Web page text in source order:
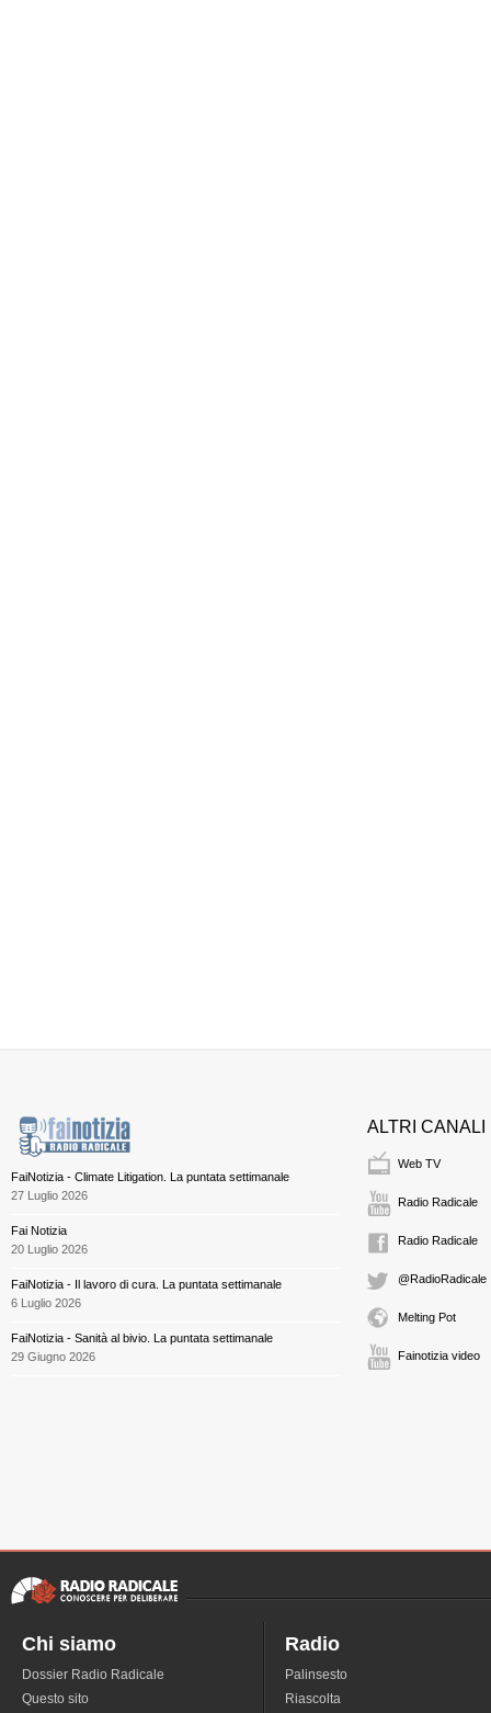
FaiNotizia - Climate Litigation. La puntata settimanale
27 Luglio 2026
Fai Notizia
20 Luglio 2026
FaiNotizia - Il lavoro di cura. La puntata settimanale
6 Luglio 2026
FaiNotizia - Sanità al bivio. La puntata settimanale
29 Giugno 2026
ALTRI CANALI
Web TV
Radio Radicale
Radio Radicale
@RadioRadicale
Melting Pot
Fainotizia video
Chi siamo
Dossier Radio Radicale
Questo sito
Radio
Palinsesto
Riascolta